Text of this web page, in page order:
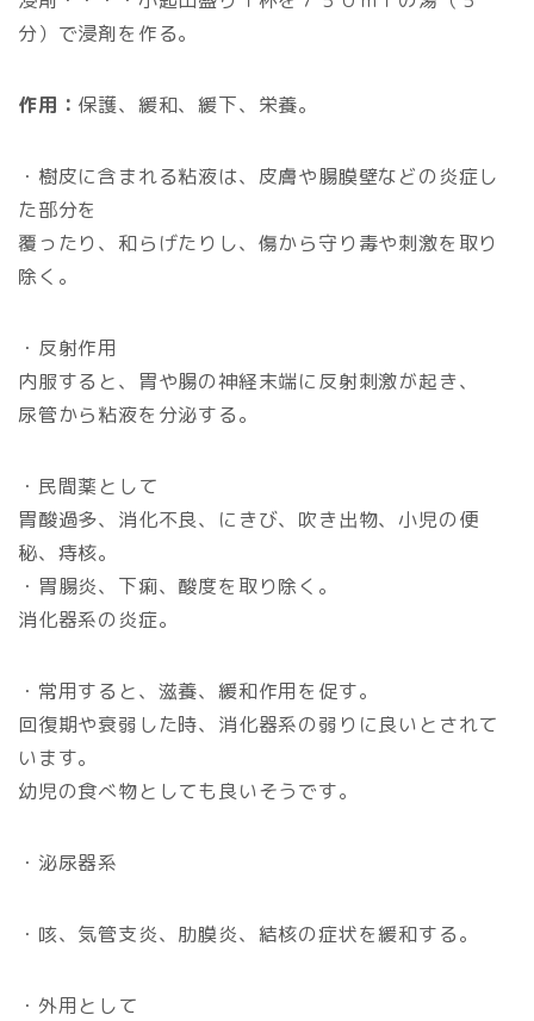
分）で浸剤を作る。
作用： 保護、緩和、緩下、栄養。
・樹皮に含まれる粘液は、皮膚や腸膜壁などの炎症し
た部分を
覆ったり、和らげたりし、傷から守り毒や刺激を取り
除く。
・反射作用
内服すると、胃や腸の神経末端に反射刺激が起き、
尿管から粘液を分泌する。
・民間薬として
胃酸過多、消化不良、にきび、吹き出物、小児の便
秘、痔核。
・胃腸炎、下痢、酸度を取り除く。
消化器系の炎症。
・常用すると、滋養、緩和作用を促す。
回復期や衰弱した時、消化器系の弱りに良いとされて
います。
幼児の食べ物としても良いそうです。
・泌尿器系
・咳、気管支炎、肋膜炎、結核の症状を緩和する。
・外用として